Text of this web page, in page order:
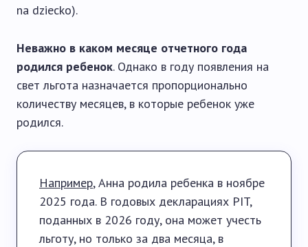
na dziecko).
Неважно в каком месяце отчетного года
родился ребенок. Однако в году появления на
свет льгота назначается пропорционально
количеству месяцев, в которые ребенок уже
родился.
Например, Анна родила ребенка в ноябре
2025 года. В годовых декларациях PIT,
поданных в 2026 году, она может учесть
льготу, но только за два месяца, в